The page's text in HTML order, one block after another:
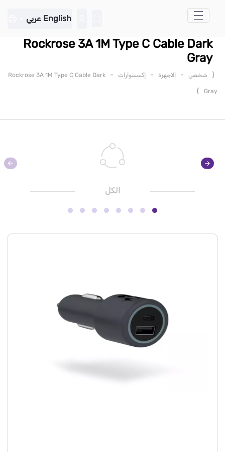
تخطي إلى المحتوى الرئيسي
English عربي
Rockrose 3A 1M Type C Cable Dark
Gray
( شخصي - الاجهزة - إكسسوارات -
Rockrose 3A 1M Type C Cable Dark
Gray
)
الكل